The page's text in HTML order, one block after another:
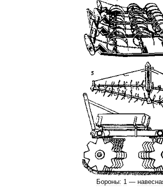
Бороны: 1 —